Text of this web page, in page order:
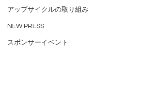
アップサイクルの取り組み
NEW PRESS
スポンサーイベント